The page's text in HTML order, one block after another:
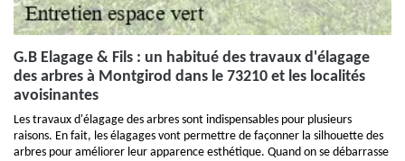
G.B Elagage & Fils : un habitué des travaux d'élagage
des arbres à Montgirod dans le 73210 et les localités
avoisinantes
Les travaux d'élagage des arbres sont indispensables pour plusieurs
raisons. En fait, les élagages vont permettre de façonner la silhouette des
arbres pour améliorer leur apparence esthétique. Quand on se débarrasse